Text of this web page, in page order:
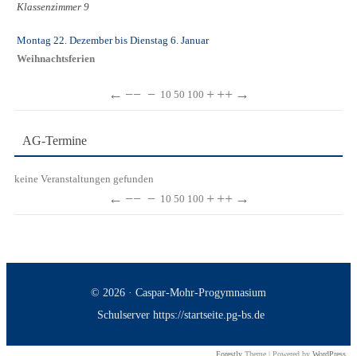
Klassenzimmer 9
Montag 22. Dezemberbis Dienstag 6. Januar
Weihnachtsferien
← −− − 10 50 100 + ++ →
AG-Termine
keine Veranstaltungen gefunden
← −− − 10 50 100 + ++ →
© 2026 · Caspar-Mohr-Progymnasium
Schulserver https://startseite.pg-bs.de
Forestly Theme | Powered by WordPress